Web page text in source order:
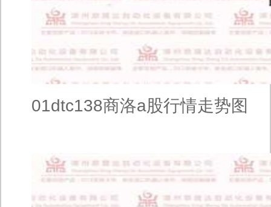
01dtc138商洛a股行情走势图